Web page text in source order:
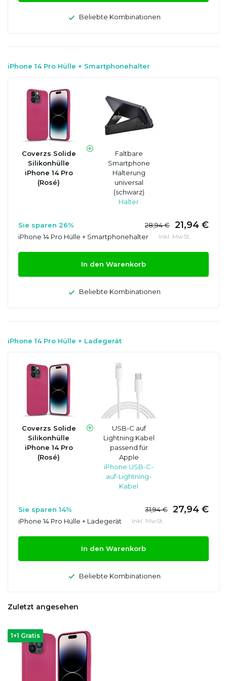
Beliebte Kombinationen
iPhone 14 Pro Hülle + Smartphonehalter
Coverzs Solide
Silikonhülle
iPhone 14 Pro
(Rosé)
Faltbare
Smartphone
Halterung
universal
(schwarz)
Halter
Sie sparen 26% 28,94 € 21,94 €
iPhone 14 Pro Hülle + Smartphonehalter Inkl. MwSt.
In den Warenkorb
Beliebte Kombinationen
iPhone 14 Pro Hülle + Ladegerät
Coverzs Solide
Silikonhülle
iPhone 14 Pro
(Rosé)
USB-C auf
Lightning Kabel
passend für
Apple
iPhone USB-C-
auf-Lightning-
Kabel
Sie sparen 14% 31,94 € 27,94 €
iPhone 14 Pro Hülle + Ladegerät Inkl. MwSt.
In den Warenkorb
Beliebte Kombinationen
Zuletzt angesehen
1+1 Gratis